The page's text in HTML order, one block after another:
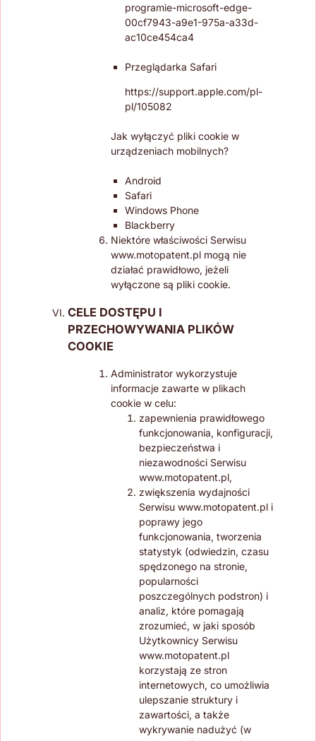
programie-microsoft-edge-
00cf7943-a9e1-975a-a33d-
ac10ce454ca4
Przeglądarka Safari
https://support.apple.com/pl-
pl/105082
Jak wyłączyć pliki cookie w
urządzeniach mobilnych?
Android
Safari
Windows Phone
Blackberry
Niektóre właściwości Serwisu
www.motopatent.pl mogą nie
działać prawidłowo, jeżeli
wyłączone są pliki cookie.
CELE DOSTĘPU I
PRZECHOWYWANIA PLIKÓW
COOKIE
Administrator wykorzystuje
informacje zawarte w plikach
cookie w celu:
zapewnienia prawidłowego
funkcjonowania, konfiguracji,
bezpieczeństwa i
niezawodności Serwisu
www.motopatent.pl,
zwiększenia wydajności
Serwisu www.motopatent.pl i
poprawy jego
funkcjonowania, tworzenia
statystyk (odwiedzin, czasu
spędzonego na stronie,
popularności
poszczególnych podstron) i
analiz, które pomagają
zrozumieć, w jaki sposób
Użytkownicy Serwisu
www.motopatent.pl
korzystają ze stron
internetowych, co umożliwia
ulepszanie struktury i
zawartości, a także
wykrywanie nadużyć (w